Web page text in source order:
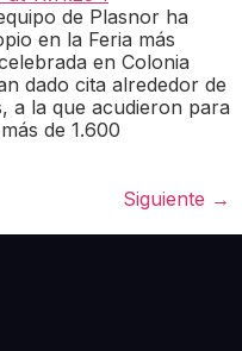
de Plasnor ha
en la Feria más
en Colonia
dado cita alrededor de
a la que acudieron para
de 1.600
Siguiente →